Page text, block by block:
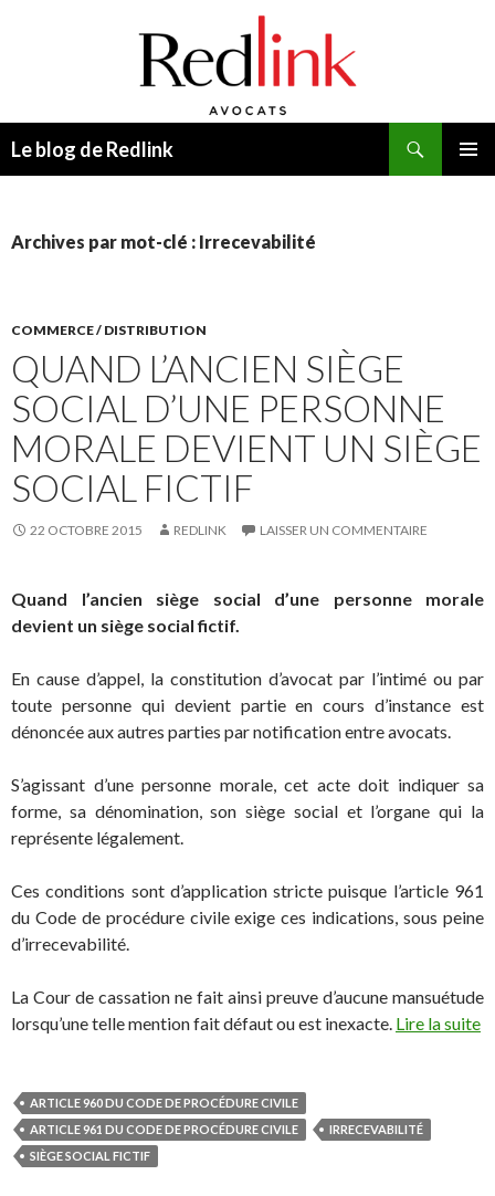
Le blog de Redlink
Archives par mot-clé : Irrecevabilité
COMMERCE / DISTRIBUTION
QUAND L’ANCIEN SIÈGE
SOCIAL D’UNE PERSONNE
MORALE DEVIENT UN SIÈGE
SOCIAL FICTIF
22 OCTOBRE 2015 REDLINK LAISSER UN COMMENTAIRE
Quand l’ancien siège social d’une personne morale
devient un siège social fictif.
En cause d’appel, la constitution d’avocat par l’intimé ou par
toute personne qui devient partie en cours d’instance est
dénoncée aux autres parties par notification entre avocats.
S’agissant d’une personne morale, cet acte doit indiquer sa
forme, sa dénomination, son siège social et l’organe qui la
représente légalement.
Ces conditions sont d’application stricte puisque l’article 961
du Code de procédure civile exige ces indications, sous peine
d’irrecevabilité.
La Cour de cassation ne fait ainsi preuve d’aucune mansuétude
lorsqu’une telle mention fait défaut ou est inexacte. Lire la suite
ARTICLE 960 DU CODE DE PROCÉDURE CIVILE
ARTICLE 961 DU CODE DE PROCÉDURE CIVILE
IRRECEVABILITÉ
SIÈGE SOCIAL FICTIF